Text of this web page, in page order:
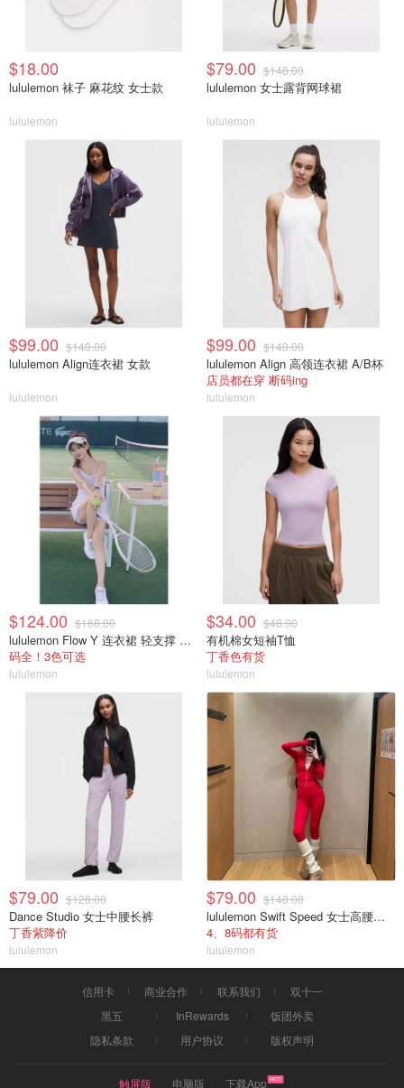
$18.00
lululemon 袜子 麻花纹 女士款
lululemon
$79.00 $148.00
lululemon 女士露背网球裙
lululemon
$99.00 $148.00
lululemon Align连衣裙 女款
lululemon
$99.00 $148.00
lululemon Align 高领连衣裙 A/B杯
店员都在穿 断码ing
lululemon
$124.00 $168.00
lululemon Flow Y 连衣裙 轻支撑 B/C杯
码全！3色可选
lululemon
$34.00 $48.00
有机棉女短袖T恤
丁香色有货
lululemon
$79.00 $128.00
Dance Studio 女士中腰长裤
丁香紫降价
lululemon
$79.00 $148.00
lululemon Swift Speed 女士高腰紧身裤
4、8码都有货
lululemon
信用卡 商业合作 联系我们
双十一
黑五
InRewards
饭团外卖
隐私条款
用户协议 版权声明
触屏版 电脑版 下载App